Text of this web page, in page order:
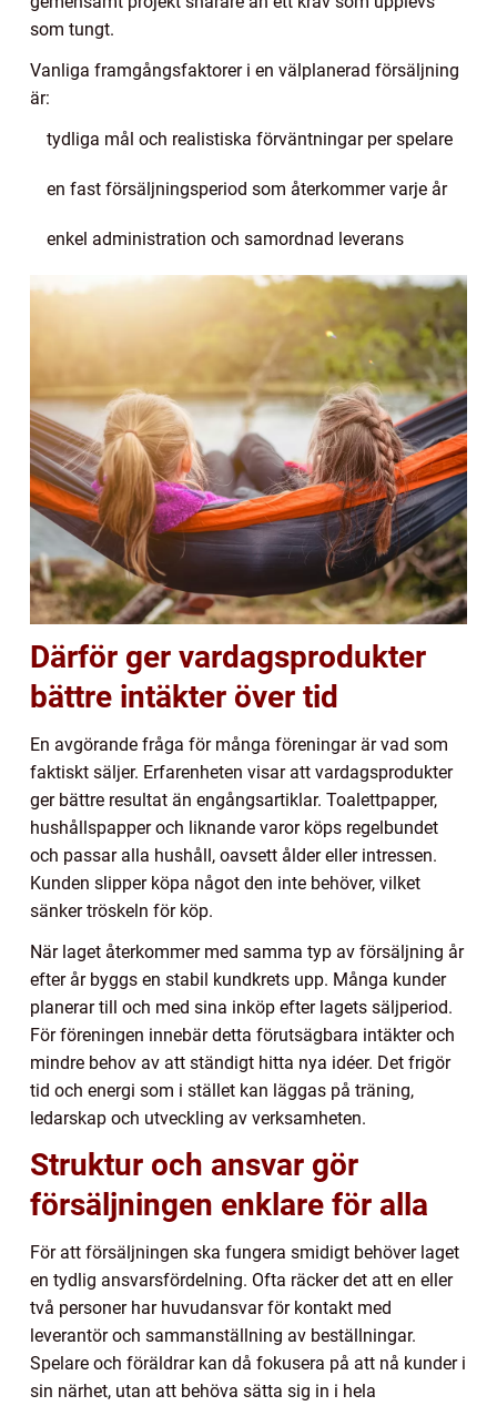
som tungt.
Vanliga framgångsfaktorer i en välplanerad försäljning
är:
tydliga mål och realistiska förväntningar per spelare
en fast försäljningsperiod som återkommer varje år
enkel administration och samordnad leverans
Därför ger vardagsprodukter
bättre intäkter över tid
En avgörande fråga för många föreningar är vad som
faktiskt säljer. Erfarenheten visar att vardagsprodukter
ger bättre resultat än engångsartiklar. Toalettpapper,
hushållspapper och liknande varor köps regelbundet
och passar alla hushåll, oavsett ålder eller intressen.
Kunden slipper köpa något den inte behöver, vilket
sänker tröskeln för köp.
När laget återkommer med samma typ av försäljning år
efter år byggs en stabil kundkrets upp. Många kunder
planerar till och med sina inköp efter lagets säljperiod.
För föreningen innebär detta förutsägbara intäkter och
mindre behov av att ständigt hitta nya idéer. Det frigör
tid och energi som i stället kan läggas på träning,
ledarskap och utveckling av verksamheten.
Struktur och ansvar gör
försäljningen enklare för alla
För att försäljningen ska fungera smidigt behöver laget
en tydlig ansvarsfördelning. Ofta räcker det att en eller
två personer har huvudansvar för kontakt med
leverantör och sammanställning av beställningar.
Spelare och föräldrar kan då fokusera på att nå kunder i
sin närhet, utan att behöva sätta sig in i hela